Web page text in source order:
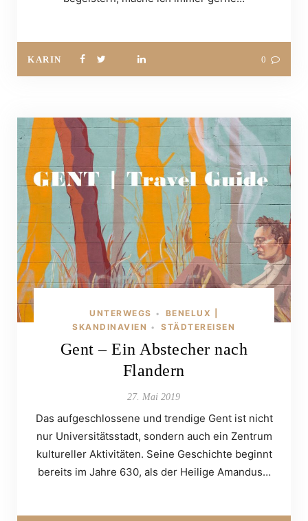
KARIN 0
UNTERWEGS •
BENELUX |
SKANDINAVIEN • STÄDTEREISEN
Gent – Ein Abstecher nach
Flandern
27. Mai 2019
Das aufgeschlossene und trendige Gent ist nicht
nur Universitätsstadt, sondern auch ein Zentrum
kultureller Aktivitäten. Seine Geschichte beginnt
bereits im Jahre 630, als der Heilige Amandus…